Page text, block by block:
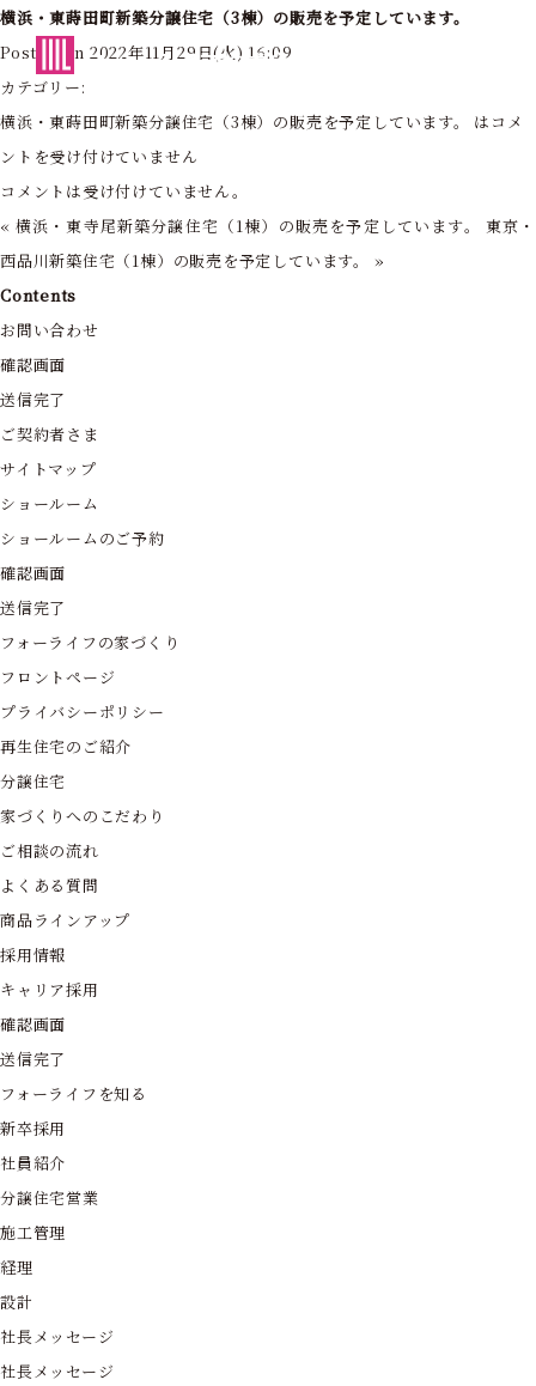
フォーライフ株式会社
横浜・東蒔田町新築分譲住宅（3棟）の販売を予定しています。
Posted on 2022年11月29日(火) 16:09
カテゴリー:
横浜・東蒔田町新築分譲住宅（3棟）の販売を予定しています。 は コメ
ントを受け付けていません
コメントは受け付けていません。
« 横浜・東寺尾新築分譲住宅（1棟）の販売を予定しています。
東京・
西品川新築住宅（1棟）の販売を予定しています。
»
Contents
お問い合わせ
確認画面
送信完了
ご契約者さま
サイトマップ
ショールーム
ショールームのご予約
確認画面
送信完了
フォーライフの家づくり
フロントページ
プライバシーポリシー
再生住宅のご紹介
分譲住宅
家づくりへのこだわり
ご相談の流れ
よくある質問
商品ラインアップ
採用情報
キャリア採用
確認画面
送信完了
フォーライフを知る
新卒採用
社員紹介
分譲住宅営業
施工管理
経理
設計
社長メッセージ
社長メッセージ